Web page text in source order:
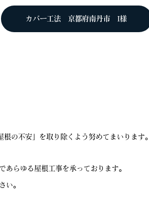
カバー工法 京都府南丹市 I様
の不安」を取り除くよう努めてまいります。
らゆる屋根工事を承っております。
い。